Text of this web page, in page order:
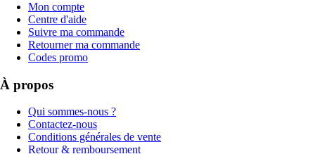
Mon compte
Centre d'aide
Suivre ma commande
Retourner ma commande
Codes promo
À propos
Qui sommes-nous ?
Contactez-nous
Conditions générales de vente
Retour & remboursement